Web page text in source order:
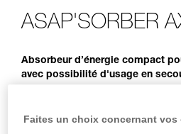
ASAP'SORBER
Absorbeur d’énergie compact
avec possibilité d'usage en
Dédié aux travailleurs sur corde en
Faites un choix concernant vos